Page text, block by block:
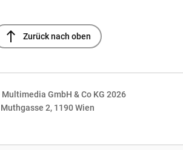
north Zurück nach oben
GmbH & Co KG 2026
Muthgasse 2, 1190 Wien